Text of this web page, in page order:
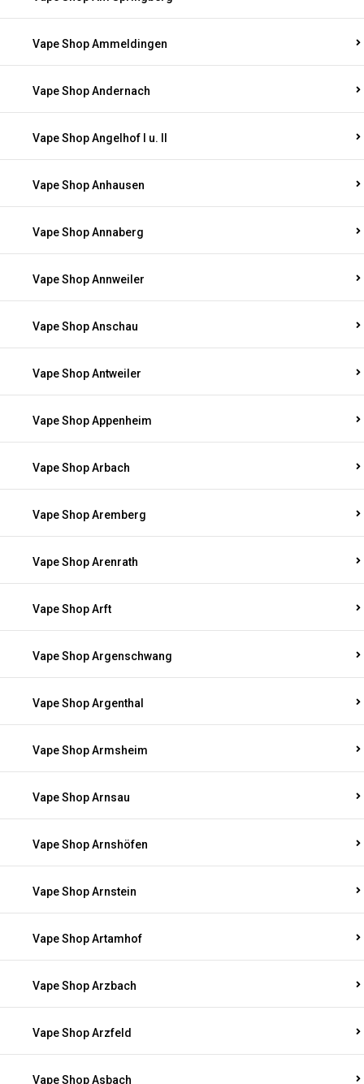
Vape Shop Ammeldingen
Vape Shop Andernach
Vape Shop Angelhof I u. II
Vape Shop Anhausen
Vape Shop Annaberg
Vape Shop Annweiler
Vape Shop Anschau
Vape Shop Antweiler
Vape Shop Appenheim
Vape Shop Arbach
Vape Shop Aremberg
Vape Shop Arenrath
Vape Shop Arft
Vape Shop Argenschwang
Vape Shop Argenthal
Vape Shop Armsheim
Vape Shop Arnsau
Vape Shop Arnshöfen
Vape Shop Arnstein
Vape Shop Artamhof
Vape Shop Arzbach
Vape Shop Arzfeld
Vape Shop Asbach